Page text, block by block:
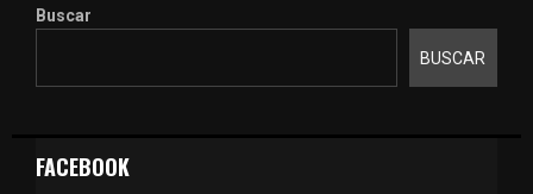
Buscar
BUSCAR
FACEBOOK